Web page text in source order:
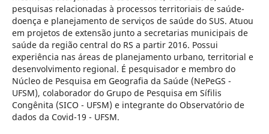
pesquisas relacionadas à processos territoriais de saúde-
doença e planejamento de serviços de saúde do SUS. Atuou
em projetos de extensão junto a secretarias municipais de
saúde da região central do RS a partir 2016. Possui
experiência nas áreas de planejamento urbano, territorial e
desenvolvimento regional. É pesquisador e membro do
Núcleo de Pesquisa em Geografia da Saúde (NePeGS -
UFSM), colaborador do Grupo de Pesquisa em Sífilis
Congênita (SICO - UFSM) e integrante do Observatório de
dados da Covid-19 - UFSM.